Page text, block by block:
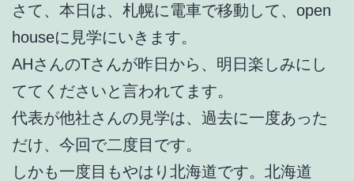
さて、本日は、札幌に電車で移動して、open
houseに見学にいきます。
AHさんのTさんが昨日から、明日楽しみにし
ててくださいと言われてます。
代表が他社さんの見学は、過去に一度あった
だけ、今回で二度目です。
しかも一度目もやはり北海道です。北海道